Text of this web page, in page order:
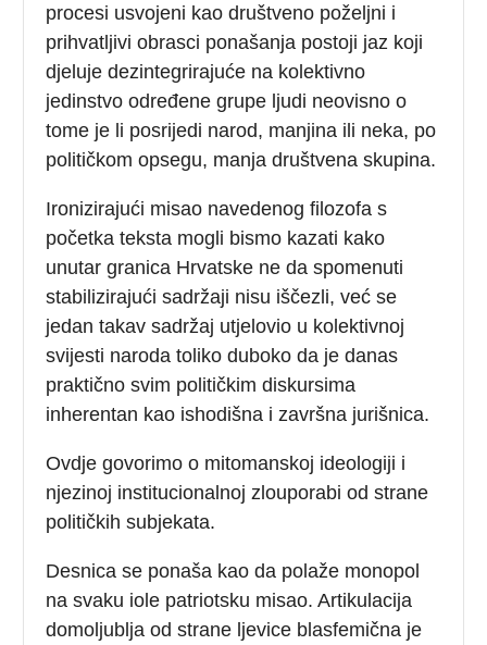
procesi usvojeni kao društveno poželjni i
prihvatljivi obrasci ponašanja postoji jaz koji
djeluje dezintegrirajuće na kolektivno
jedinstvo određene grupe ljudi neovisno o
tome je li posrijedi narod, manjina ili neka, po
političkom opsegu, manja društvena skupina.
Ironizirajući misao navedenog filozofa s
početka teksta mogli bismo kazati kako
unutar granica Hrvatske ne da spomenuti
stabilizirajući sadržaji nisu iščezli, već se
jedan takav sadržaj utjelovio u kolektivnoj
svijesti naroda toliko duboko da je danas
praktično svim političkim diskursima
inherentan kao ishodišna i završna jurišnica.
Ovdje govorimo o mitomanskoj ideologiji i
njezinoj institucionalnoj zlouporabi od strane
političkih subjekata.
Desnica se ponaša kao da polaže monopol
na svaku iole patriotsku misao. Artikulacija
domoljublja od strane ljevice blasfemična je